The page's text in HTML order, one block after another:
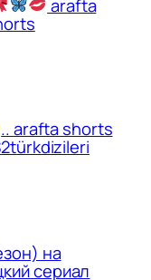
arafta
.. arafta shorts
на
сериал